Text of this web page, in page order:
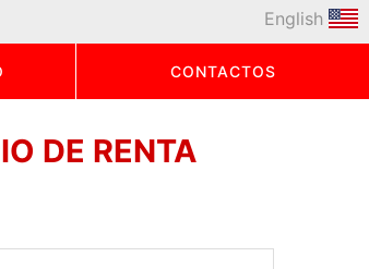
CONTACTOS
English
DE RENTA